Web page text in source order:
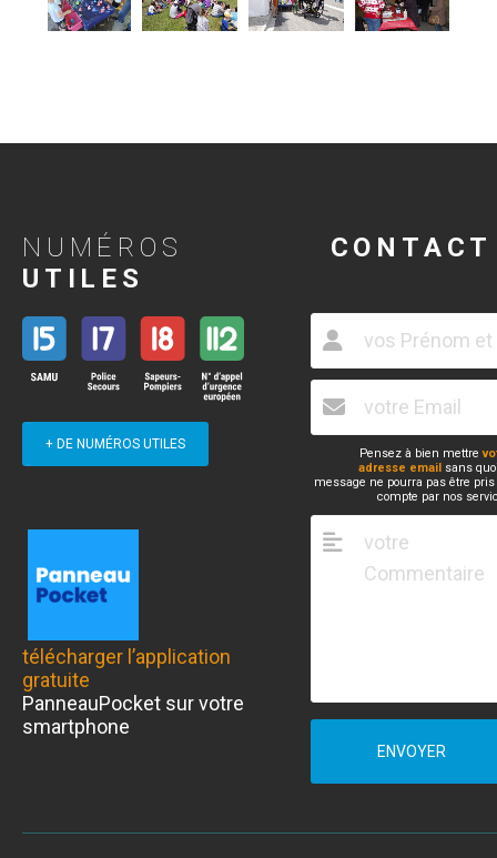
NUMÉROS
UTILES
+ DE NUMÉROS UTILES
télécharger l’application
gratuite
PanneauPocket sur votre
smartphone
CONTACT
Pensez à bien mettre
adresse email sans
message ne pourra pas être
compte par nos
ENVOYER